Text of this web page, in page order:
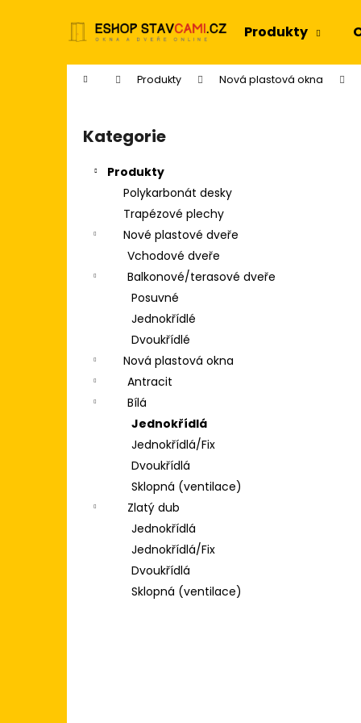
Produkty
Domů Produkty Nová plastová okna
Přeskočit
kategorie
Kategorie
Produkty
Polykarbonát desky
Trapézové plechy
Nové plastové dveře
Vchodové dveře
Balkonové/terasové dveře
Posuvné
Jednokřídlé
Dvoukřídlé
Nová plastová okna
Antracit
Bílá
Jednokřídlá
Jednokřídlá/Fix
Dvoukřídlá
Sklopná (ventilace)
Zlatý dub
Jednokřídlá
Jednokřídlá/Fix
Dvoukřídlá
Sklopná (ventilace)
Zpět
Zpět
POSUVNÉ DVEŘE 200X200
(2000X2000) KLIKA/KLIKA, ZÁMEK,
3SKLO BÍLÁ/BÍLÁ